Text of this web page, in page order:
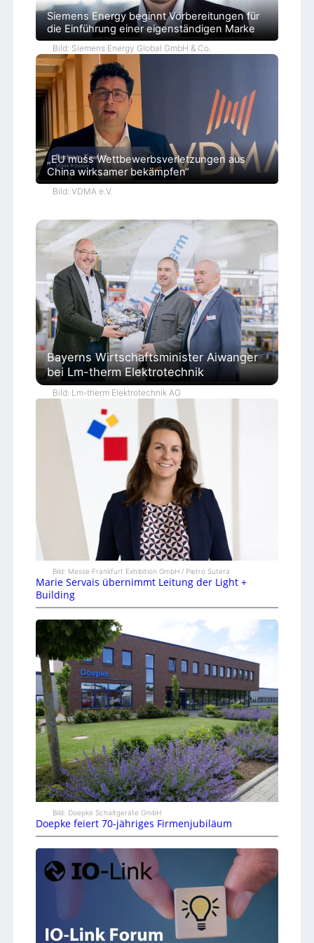
e
n
d
u
n
e
n
Siemens Energy beginnt Vorbereitungen für
die Einführung einer eigenständigen Marke
Bild: Siemens Energy Global GmbH & Co.
„EU muss Wettbewerbsverletzungen aus
China wirksamer bekämpfen“
Bild: VDMA e.V.
Bayerns Wirtschaftsminister Aiwanger
bei Lm-therm Elektrotechnik
Bild: Lm-therm Elektrotechnik AG
Bild: Messe Frankfurt Exhibition GmbH / Pietro Sutera
Marie Servais übernimmt Leitung der Light +
Building
Bild: Doepke Schaltgeräte GmbH
Doepke feiert 70-jähriges Firmenjubiläum